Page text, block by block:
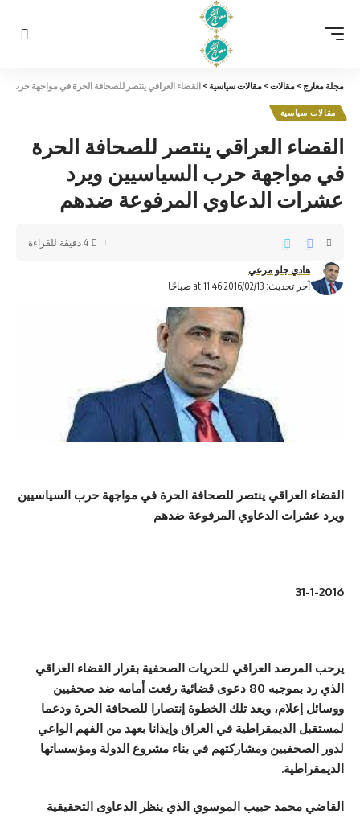
مجلة معارج> مقالات> مقالات سياسية> القضاء العراقي ينتصر للصحافة الحرة في مواجهة حرب
مقالات سياسية
القضاء العراقي ينتصر للصحافة الحرة
في مواجهة حرب السياسيين ويرد
عشرات الدعاوي المرفوعة ضدهم
آخر تحديث: 2016/02/13 at 11:46 صباحًا
هادي جلو مرعي
4 دقيقة للقراءة
القضاء العراقي ينتصر للصحافة الحرة في مواجهة حرب السياسيين
ويرد عشرات الدعاوي المرفوعة ضدهم
31-1-2016
يرحب المرصد العراقي للحريات الصحفية بقرار القضاء العراقي
الذي رد بموجبه 80 دعوى قضائية رفعت أمامه ضد صحفيين
ووسائل إعلام، ويعد تلك الخطوة إنتصارا للصحافة الحرة ودعما
لمستقبل الديمقراطية في العراق وإيذانا بعهد من الفهم الواعي
لدور الصحفيين ومشاركتهم في بناء مشروع الدولة ومؤسساتها
الديمقراطية.
القاضي محمد حبيب الموسوي الذي ينظر الدعاوى التحقيقية